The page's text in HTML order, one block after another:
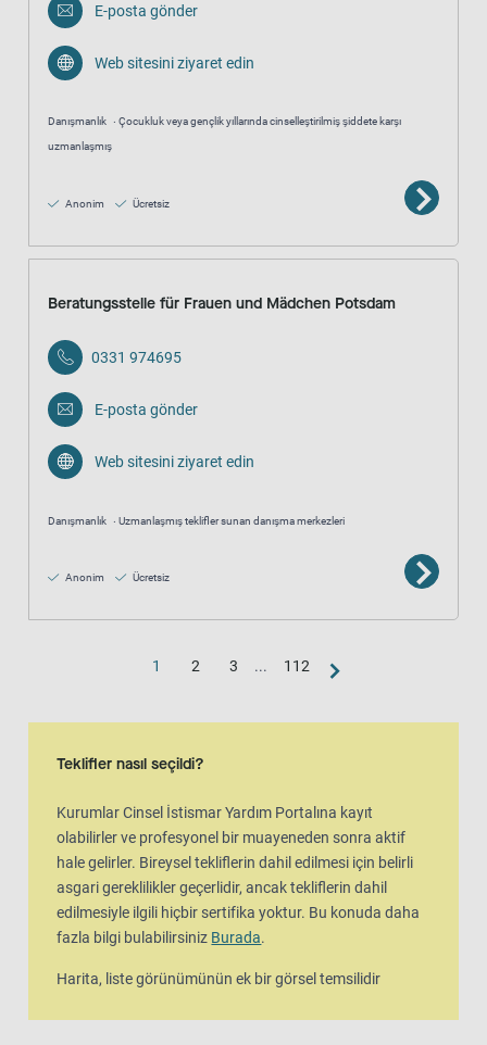
E-posta gönder
Web sitesini ziyaret edin
Danışmanlık
Çocukluk veya gençlik yıllarında cinselleştirilmiş şiddete karşı
uzmanlaşmış
Anonim Ücretsiz
Beratungsstelle für Frauen und Mädchen Potsdam
0331 974695
E-posta gönder
Web sitesini ziyaret edin
Danışmanlık Uzmanlaşmış teklifler sunan danışma merkezleri
Anonim Ücretsiz
1 2 3 ... 112
Harita görünümü
Teklifler nasıl seçildi?
Kurumlar Cinsel İstismar Yardım Portalına kayıt
olabilirler ve profesyonel bir muayeneden sonra aktif
hale gelirler. Bireysel tekliflerin dahil edilmesi için belirli
asgari gereklilikler geçerlidir, ancak tekliflerin dahil
edilmesiyle ilgili hiçbir sertifika yoktur. Bu konuda daha
fazla bilgi bulabilirsiniz Burada.
Harita, liste görünümünün ek bir görsel temsilidir